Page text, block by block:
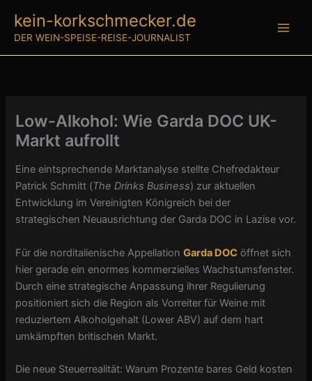
Inhalt
springen
kein-korkschmecker.de
DER WEIN-SPEISE-REISE-JOURNALIST
Low-Alkohol: Wie Garda DOC UK-
Markt aufrollt
Eine eintsprechende Marktanalyse stellte Chefredakteur
Patrick Schmitt (The Drinks Business) zur aktuellen
Entwicklung im Vereinigten Königreich bei der
strategischen Neuausrichtung der Garda DOC in Lazise vor.
Für die norditalienische AppellationGarda DOC öffnet sich
hier gerade ein enormes kommerzielles Wachstumsfenster.
Durch eine strategische Anpassung ihrer Regulierung
positioniert sich die Region als Vorreiter für Weine mit
reduziertem Alkoholgehalt (Lower ABV) auf dem hart
umkämpften britischen Markt.
Die neue Steuerrealität: Warum Prozente bares Geld kosten